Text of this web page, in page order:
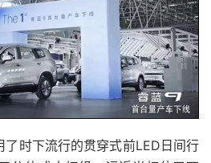
时下流行的贯穿式前LED日间行